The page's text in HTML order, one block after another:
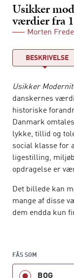
Usikker
værdier fra
Morten
BESKRIVELSE
Usikker
danskernes
historiske
Danmark
lykke, tillid og
social klasse for
ligestilling,
opdragelse er
Det billede kan
mange af disse
dem endda kun
Usikker
FÅS SOM
BOG